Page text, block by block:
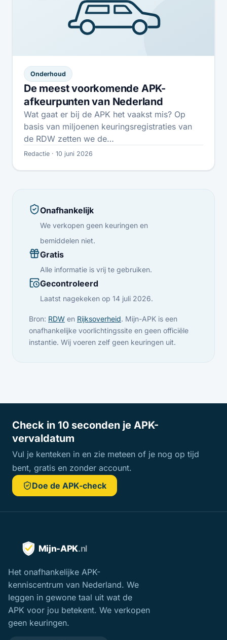
Onderhoud
De meest voorkomende APK-
afkeurpunten van Nederland
Wat gaat er bij de APK het vaakst mis? Op
basis van miljoenen keuringsregistraties van
de RDW zetten we de…
Redactie · 10 juni 2026
Onafhankelijk
We verkopen geen keuringen en
bemiddelen niet.
Gratis
Alle informatie is vrij te gebruiken.
Gecontroleerd
Laatst nagekeken op 14 juli 2026.
Bron: RDW en Rijksoverheid. Mijn-APK is een
onafhankelijke voorlichtingssite en geen officiële
instantie. Wij voeren zelf geen keuringen uit.
Check in 10 seconden je APK-
vervaldatum
Vul je kenteken in en zie meteen of je nog op tijd
bent, gratis en zonder account.
Doe de APK-check
Het onafhankelijke APK-
kenniscentrum van Nederland. We
leggen in gewone taal uit wat de
APK voor jou betekent. We verkopen
geen keuringen.